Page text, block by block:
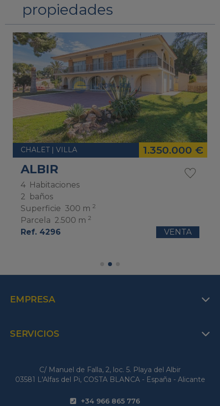
propiedades
CHALET | VILLA 1.350.000 €
ALBIR
4 Habitaciones
2
baños
Superficie 300 m 2
Parcela 2.500 m 2
Ref. 4296 VENTA
EMPRESA
SERVICIOS
C/ Manuel de Falla, 2, loc. 5. Playa del Albir
03581 L'Alfas del Pi, COSTA BLANCA - España - Alicante
+34 966 865 776